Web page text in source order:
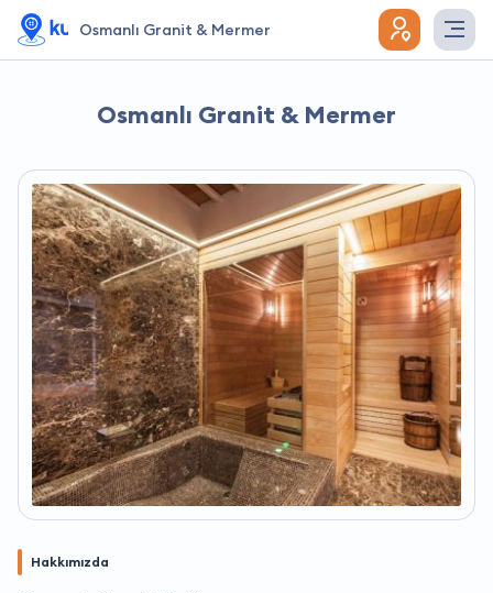
Osmanlı Granit & Mermer
Osmanlı Granit & Mermer
Hakkımızda